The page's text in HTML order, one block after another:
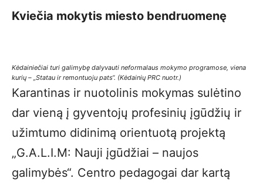
Kviečia mokytis miesto bendruomenę
Kėdainiečiai turi galimybę dalyvauti neformalaus mokymo programose, viena
kurių – „Statau ir remontuoju pats“. (Kėdainių PRC nuotr.)
Karantinas ir nuotolinis mokymas sulėtino
dar vieną į gyventojų profesinių įgūdžių ir
užimtumo didinimą orientuotą projektą
„G.A.L.I.M: Nauji įgūdžiai – naujos
galimybės“. Centro pedagogai dar kartą